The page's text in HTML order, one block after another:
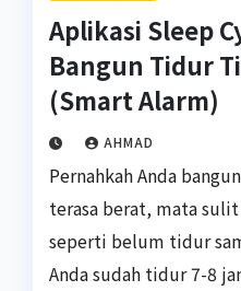
Aplikasi Sleep
Bangun Tidur
(Smart Alarm)
AHMAD
Pernahkah Anda
terasa berat, mata
seperti belum tidur
Anda sudah tidur 7-8